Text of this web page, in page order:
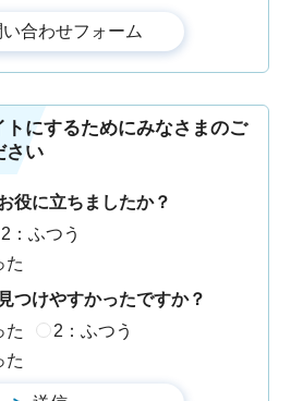
トにするためにみなさまのご
さい
役に立ちましたか？
2：ふつう
た
つけやすかったですか？
た
2：ふつう
た